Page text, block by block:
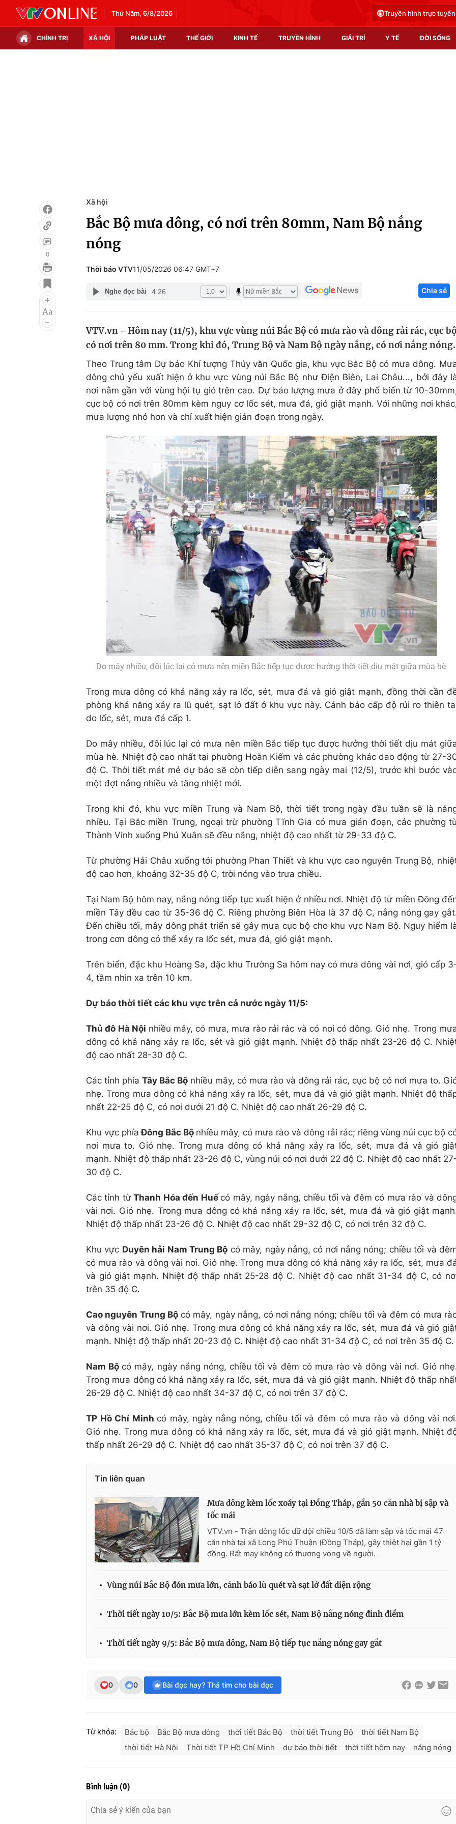
Thứ Năm, 6/8/2026 Truyền hình trực tuyến
CHÍNH TRỊ XÃ HỘI PHÁP LUẬT THẾ GIỚI KINH TẾ TRUYỀN HÌNH GIẢI TRÍ Y TẾ ĐỜI SỐNG
Infographic
Điện ảnh
Âm nhạc
Du lịch
Chất lượng cuộc sống
Tuyển sinh
Hitech Công
Thị trường
0
Xã hội
Bắc Bộ mưa dông, có nơi trên 80mm, Nam Bộ nắng
nóng
Thời báo VTV11/05/2026 06:47 GMT+7
Nghe đọc bài 4:26 Chia sẻ
VTV.vn - Hôm nay (11/5), khu vực vùng núi Bắc Bộ có mưa rào và dông rải rác, cục bộ
có nơi trên 80 mm. Trong khi đó, Trung Bộ và Nam Bộ ngày nắng, có nơi nắng nóng.
Theo Trung tâm Dự báo Khí tượng Thủy văn Quốc gia, khu vực Bắc Bộ có mưa dông.
dông chủ yếu xuất hiện ở khu vực vùng núi Bắc Bộ như Điện Biên, Lai Châu..., bởi đây
nơi nằm gần với vùng hội tụ gió trên cao. Dự báo lượng mưa ở đây phổ biến từ 10-
cục bộ có nơi trên 80mm kèm nguy cơ lốc sét, mưa đá, gió giật mạnh. Với những nơi
mưa lượng nhỏ hơn và chỉ xuất hiện gián đoạn trong ngày.
Do mây nhiều, đôi lúc lại có mưa nên miền Bắc tiếp tục được hưởng thời tiết dịu mát giữa mùa hè.
Trong mưa dông có khả năng xảy ra lốc, sét, mưa đá và gió giật mạnh, đồng thời cần
phòng khả năng xảy ra lũ quét, sạt lở đất ở khu vực này. Cảnh báo cấp độ rủi ro thiên
do lốc, sét, mưa đá cấp 1.
Do mây nhiều, đôi lúc lại có mưa nên miền Bắc tiếp tục được hưởng thời tiết dịu mát
mùa hè. Nhiệt độ cao nhất tại phường Hoàn Kiếm và các phường khác dao động từ 27-
độ C. Thời tiết mát mẻ dự báo sẽ còn tiếp diễn sang ngày mai (12/5), trước khi bước
một đợt nắng nhiều và tăng nhiệt mới.
Trong khi đó, khu vực miền Trung và Nam Bộ, thời tiết trong ngày đầu tuần sẽ là
nhiều. Tại Bắc miền Trung, ngoại trừ phường Tĩnh Gia có mưa gián đoạn, các phường
Thành Vinh xuống Phú Xuân sẽ đều nắng, nhiệt độ cao nhất từ 29-33 độ C.
Từ phường Hải Châu xuống tới phường Phan Thiết và khu vực cao nguyên Trung Bộ,
độ cao hơn, khoảng 32-35 độ C, trời nóng vào trưa chiều.
Tại Nam Bộ hôm nay, nắng nóng tiếp tục xuất hiện ở nhiều nơi. Nhiệt độ từ miền Đông
miền Tây đều cao từ 35-36 độ C. Riêng phường Biên Hòa là 37 độ C, nắng nóng gay
Đến chiều tối, mây dông phát triển sẽ gây mưa cục bộ cho khu vực Nam Bộ. Nguy hiểm
trong cơn dông có thể xảy ra lốc sét, mưa đá, gió giật mạnh.
Trên biển, đặc khu Hoàng Sa, đặc khu Trường Sa hôm nay có mưa dông vài nơi, gió cấp
4, tầm nhìn xa trên 10 km.
Dự báo thời tiết các khu vực trên cả nước ngày 11/5:
Thủ đô Hà Nội nhiều mây, có mưa, mưa rào rải rác và có nơi có dông. Gió nhẹ. Trong
dông có khả năng xảy ra lốc, sét và gió giật mạnh. Nhiệt độ thấp nhất 23-26 độ C.
độ cao nhất 28-30 độ C.
Các tỉnh phía Tây Bắc Bộ nhiều mây, có mưa rào và dông rải rác, cục bộ có nơi mưa to.
nhẹ. Trong mưa dông có khả năng xảy ra lốc, sét, mưa đá và gió giật mạnh. Nhiệt độ
nhất 22-25 độ C, có nơi dưới 21 độ C. Nhiệt độ cao nhất 26-29 độ C.
Khu vực phía Đông Bắc Bộ nhiều mây, có mưa rào và dông rải rác; riêng vùng núi cục bộ
nơi mưa to. Gió nhẹ. Trong mưa dông có khả năng xảy ra lốc, sét, mưa đá và gió
mạnh. Nhiệt độ thấp nhất 23-26 độ C, vùng núi có nơi dưới 22 độ C. Nhiệt độ cao nhất
30 độ C.
Các tỉnh từThanh Hóa đến Huế có mây, ngày nắng, chiều tối và đêm có mưa rào và
vài nơi. Gió nhẹ. Trong mưa dông có khả năng xảy ra lốc, sét, mưa đá và gió giật
Nhiệt độ thấp nhất 23-26 độ C. Nhiệt độ cao nhất 29-32 độ C, có nơi trên 32 độ C.
Khu vực Duyên hải Nam Trung Bộ có mây, ngày nắng, có nơi nắng nóng; chiều tối và
có mưa rào và dông vài nơi. Gió nhẹ. Trong mưa dông có khả năng xảy ra lốc, sét, mưa
và gió giật mạnh. Nhiệt độ thấp nhất 25-28 độ C. Nhiệt độ cao nhất 31-34 độ C, có
trên 35 độ C.
Cao nguyên Trung Bộ có mây, ngày nắng, có nơi nắng nóng; chiều tối và đêm có mưa
và dông vài nơi. Gió nhẹ. Trong mưa dông có khả năng xảy ra lốc, sét, mưa đá và gió
mạnh. Nhiệt độ thấp nhất 20-23 độ C. Nhiệt độ cao nhất 31-34 độ C, có nơi trên 35 độ C.
Nam Bộ có mây, ngày nắng nóng, chiều tối và đêm có mưa rào và dông vài nơi. Gió
Trong mưa dông có khả năng xảy ra lốc, sét, mưa đá và gió giật mạnh. Nhiệt độ thấp
26-29 độ C. Nhiệt độ cao nhất 34-37 độ C, có nơi trên 37 độ C.
TP Hồ Chí Minh có mây, ngày nắng nóng, chiều tối và đêm có mưa rào và dông vài
Gió nhẹ. Trong mưa dông có khả năng xảy ra lốc, sét, mưa đá và gió giật mạnh. Nhiệt
thấp nhất 26-29 độ C. Nhiệt độ cao nhất 35-37 độ C, có nơi trên 37 độ C.
Tin liên quan
Mưa dông kèm lốc xoáy tại Đồng Tháp, gần 50 căn nhà bị sập và
tốc mái
VTV.vn - Trận dông lốc dữ dội chiều 10/5 đã làm sập và tốc mái 47
căn nhà tại xã Long Phú Thuận (Đồng Tháp), gây thiệt hại gần 1 tỷ
đồng. Rất may không có thương vong về người.
Vùng núi Bắc Bộ đón mưa lớn, cảnh báo lũ quét và sạt lở đất diện rộng
Thời tiết ngày 10/5: Bắc Bộ mưa lớn kèm lốc sét, Nam Bộ nắng nóng đỉnh điểm
Thời tiết ngày 9/5: Bắc Bộ mưa dông, Nam Bộ tiếp tục nắng nóng gay gắt
0 0 Bài đọc hay? Thả tim cho bài đọc
Từ khóa: Bắc bộ Bắc Bộ mưa dông thời tiết Bắc Bộ thời tiết Trung Bộ
thời tiết Nam Bộ
thời tiết Hà Nội
Thời tiết TP Hồ Chí Minh dự báo thời tiết thời tiết hôm nay nắng nóng
Bình luận (0)